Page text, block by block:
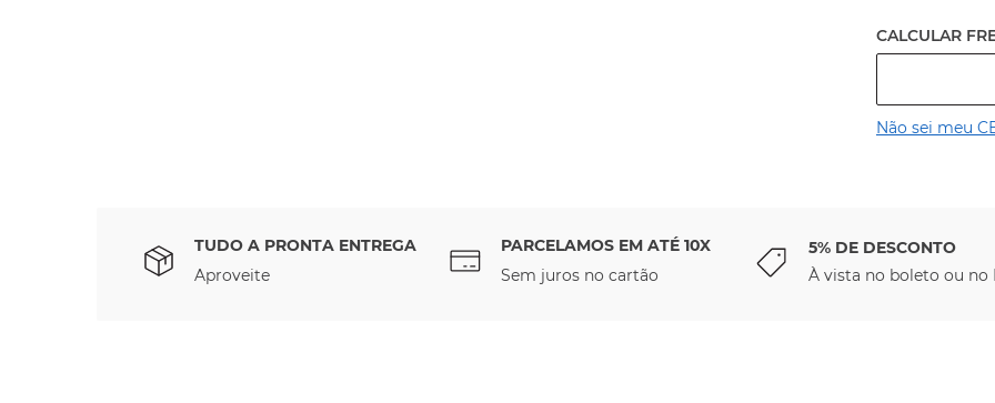
Não sei meu
TUDO A PRONTA ENTREGA
Aproveite
PARCELAMOS EM ATÉ 10X
Sem juros no cartão
5% DE DESCONTO
À vista no boleto ou no